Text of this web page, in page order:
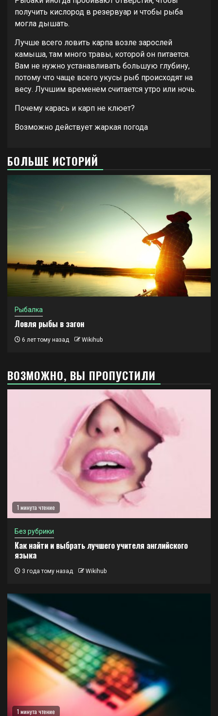
получить кислород в резервуар и чтобы рыба
могла дышать.
Лучше всего ловить карпа возле зарослей
камыша, там много травы, которой он питается.
Вам не нужно устанавливать большую глубину,
потому что чаще всего укусы рыб происходят на
весу. Лучшим временем считается утро или ночь.
Почему карась и карп не клюет?
Возможно действует жаркая погода
БОЛЬШЕ ИСТОРИЙ
Рыбалка
Ловля рыбы в загон
6 лет тому назад Wikihub
ВОЗМОЖНО, ВЫ ПРОПУСТИЛИ
1 минута чтение
Без рубрики
Как найти и выбрать лучшего учителя английского
языка
3 года тому назад Wikihub
1 минута чтение